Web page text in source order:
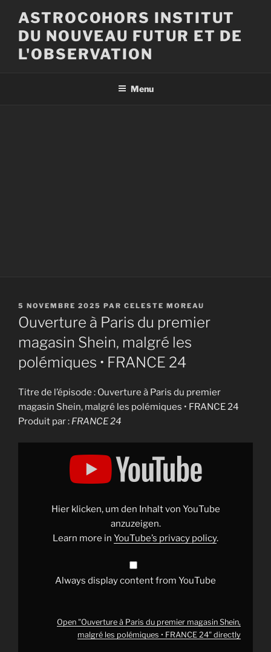
contenu
principal
ASTROCOHORS INSTITUT
DU NOUVEAU FUTUR ET DE
L'OBSERVATION
Menu
PUBLIÉ
LE
5 NOVEMBRE 2025 PAR CELESTE MOREAU
Ouverture à Paris du premier
magasin Shein, malgré les
polémiques • FRANCE 24
Titre de l’épisode : Ouverture à Paris du premier
magasin Shein, malgré les polémiques • FRANCE 24
Produit par : FRANCE 24
Display
Hier klicken, um den Inhalt von YouTube
anzuzeigen.
Learn more in YouTube’s privacy policy.
Always display content from YouTube
Open "Ouverture à Paris du premier magasin Shein,
malgré les polémiques • FRANCE 24" directly